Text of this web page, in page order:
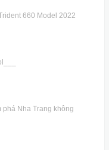
660 Model 2022
phá Nha Trang không